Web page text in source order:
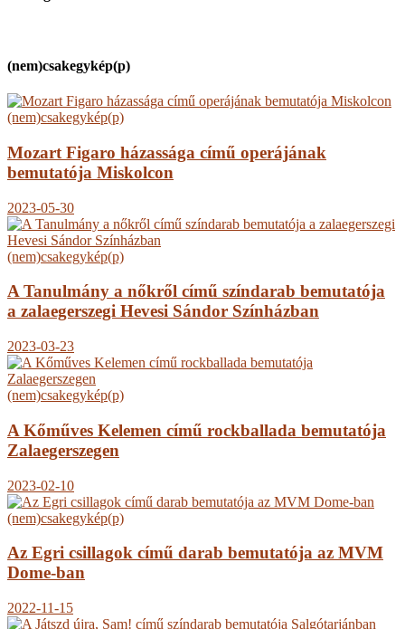
(nem)csakegykép(p)
(nem)csakegykép(p)
Mozart Figaro házassága című operájának
bemutatója Miskolcon
2023-05-30
(nem)csakegykép(p)
A Tanulmány a nőkről című színdarab bemutatója
a zalaegerszegi Hevesi Sándor Színházban
2023-03-23
(nem)csakegykép(p)
A Kőműves Kelemen című rockballada bemutatója
Zalaegerszegen
2023-02-10
(nem)csakegykép(p)
Az Egri csillagok című darab bemutatója az MVM
Dome-ban
2022-11-15